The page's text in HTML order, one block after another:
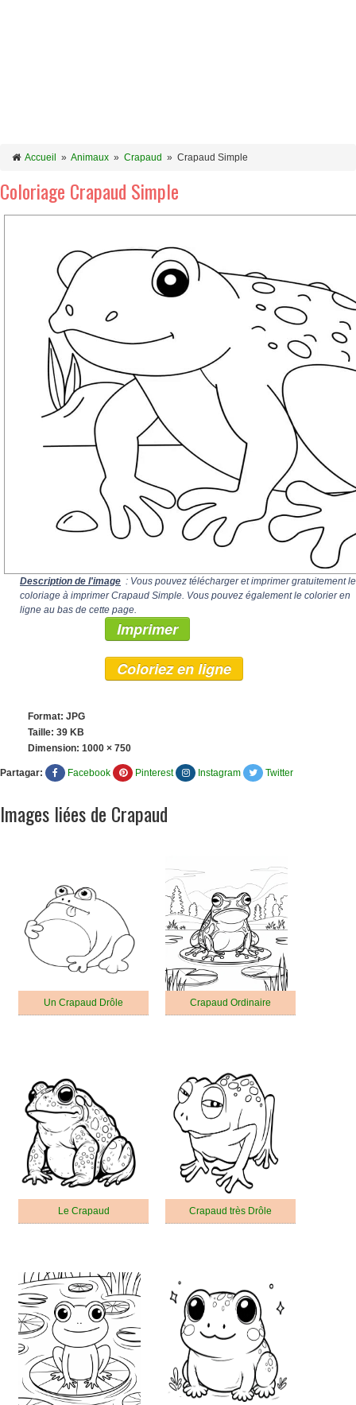
Accueil » Animaux » Crapaud » Crapaud Simple
Coloriage Crapaud Simple
Description de l'image : Vous pouvez télécharger et imprimer gratuitement le
coloriage à imprimer Crapaud Simple. Vous pouvez également le colorier en
ligne au bas de cette page.
Imprimer
Coloriez en ligne
Format: JPG
Taille: 39 KB
Dimension: 1000 × 750
Partagar: Facebook Pinterest Instagram Twitter
Images liées de Crapaud
Un Crapaud Drôle Crapaud Ordinaire
Le Crapaud Crapaud très Drôle